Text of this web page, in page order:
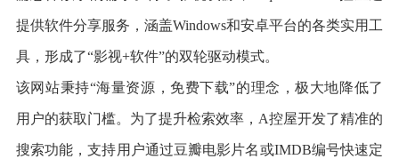
提供软件分享服务，涵盖Windows和安卓平台的各类实用工
具，形成了“影视+软件”的双轮驱动模式。
该网站秉持“海量资源，免费下载”的理念，极大地降低了
用户的获取门槛。为了提升检索效率，A控屋开发了精准的
搜索功能，支持用户通过豆瓣电影片名或IMDB编号快速定